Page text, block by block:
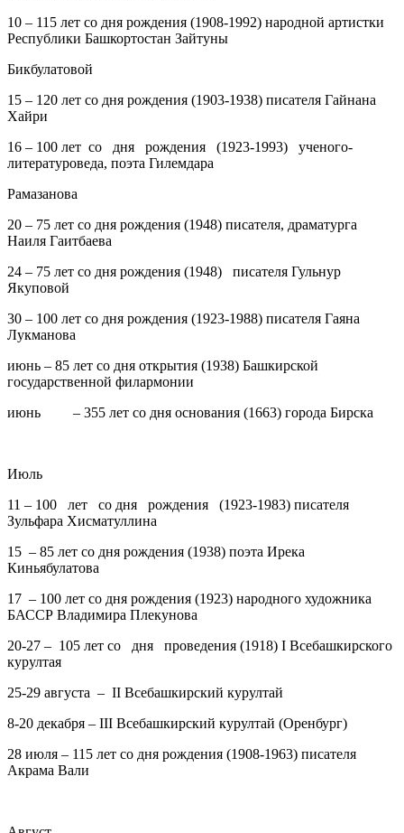
10 – 115 лет со дня рождения (1908-1992) народной артистки
Республики Башкортостан Зайтуны
Бикбулатовой
15 – 120 лет со дня рождения (1903-1938) писателя Гайнана
Хайри
16 – 100 лет со дня рождения (1923-1993) ученого-
литературоведа, поэта Гилемдара
Рамазанова
20 – 75 лет со дня рождения (1948) писателя, драматурга
Наиля Гаитбаева
24 – 75 лет со дня рождения (1948) писателя Гульнур
Якуповой
30 – 100 лет со дня рождения (1923-1988) писателя Гаяна
Лукманова
июнь – 85 лет со дня открытия (1938) Башкирской
государственной филармонии
июнь
– 355 лет со дня основания (1663) города Бирска
Июль
11 – 100 лет со дня рождения (1923-1983) писателя
Зульфара Хисматуллина
15 – 85 лет со дня рождения (1938) поэта Ирека
Киньябулатова
17 – 100 лет со дня рождения (1923) народного художника
БАССР Владимира Плекунова
20-27 – 105 лет со дня проведения (1918) I Всебашкирского
курултая
25-29 августа – II Всебашкирский курултай
8-20 декабря – III Всебашкирский курултай (Оренбург)
28 июля – 115 лет со дня рождения (1908-1963) писателя
Акрама Вали